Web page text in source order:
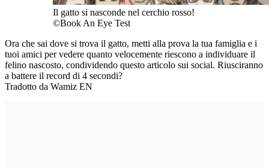
Il gatto si nasconde nel cerchio rosso!
©Book An Eye Test
Ora che sai dove si trova il gatto, metti alla prova la tua famiglia e i
tuoi amici per vedere quanto velocemente riescono a individuare il
felino nascosto, condividendo questo articolo sui social. Riusciranno
a battere il record di 4 secondi?
Tradotto da Wamiz EN